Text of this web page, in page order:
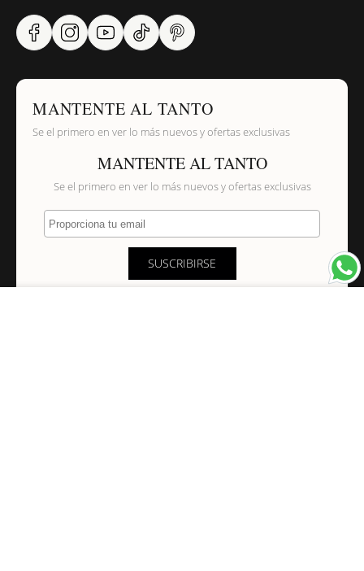
MANTENTE AL TANTO
Se el primero en ver lo más nuevos y ofertas exclusivas
MANTENTE AL TANTO
Se el primero en ver lo más nuevos y ofertas exclusivas
Proporciona tu email
SUSCRIBIRSE